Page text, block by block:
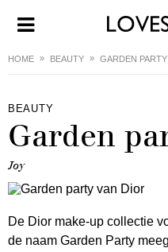
HOME BEAUTY GARDEN
BEAUTY
Garden
Joy
De Dior make-up collectie
de naam Garden Party